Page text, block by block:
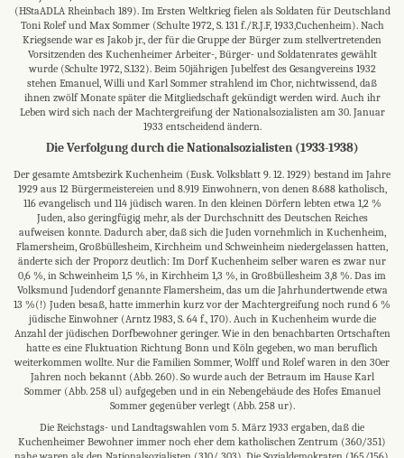
(HStaADLA Rheinbach 189). Im Ersten Weltkrieg fielen als Soldaten für Deutschland
Toni Rolef und Max Sommer (Schulte 1972, S. 131 f./R.J.F, 1933,Cuchenheim). Nach
Kriegsende war es Jakob jr., der für die Gruppe der Bürger zum stellvertretenden
Vorsitzenden des Kuchenheimer Arbeiter-, Bürger- und Soldatenrates gewählt
wurde (Schulte 1972, S.132). Beim 50jährigen Jubelfest des Gesangvereins 1932
stehen Emanuel, Willi und Karl Sommer strahlend im Chor, nichtwissend, daß
ihnen zwölf Monate später die Mitgliedschaft gekündigt werden wird. Auch ihr
Leben wird sich nach der Machtergreifung der Nationalsozialisten am 30. Januar
1933 entscheidend ändern.
Die Verfolgung durch die Nationalsozialisten (1933-1938)
Der gesamte Amtsbezirk Kuchenheim (Eusk. Volksblatt 9. 12. 1929) bestand im Jahre
1929 aus 12 Bürgermeistereien und 8.919 Einwohnern, von denen 8.688 katholisch,
116 evangelisch und 114 jüdisch waren. In den kleinen Dörfern lebten etwa 1,2 %
Juden, also geringfügig mehr, als der Durchschnitt des Deutschen Reiches
aufweisen konnte. Dadurch aber, daß sich die Juden vornehmlich in Kuchenheim,
Flamersheim, Großbüllesheim, Kirchheim und Schweinheim niedergelassen hatten,
änderte sich der Proporz deutlich: Im Dorf Kuchenheim selber waren es zwar nur
0,6 %, in Schweinheim 1,5 %, in Kirchheim 1,3 %, in Großbüllesheim 3,8 %. Das im
Volksmund Judendorf genannte Flamersheim, das um die Jahrhundertwende etwa
13 %(!) Juden besaß, hatte immerhin kurz vor der Machtergreifung noch rund 6 %
jüdische Einwohner (Arntz 1983, S. 64 f., 170). Auch in Kuchenheim wurde die
Anzahl der jüdischen Dorfbewohner geringer. Wie in den benachbarten Ortschaften
hatte es eine Fluktuation Richtung Bonn und Köln gegeben, wo man beruflich
weiterkommen wollte. Nur die Familien Sommer, Wolff und Rolef waren in den 30er
Jahren noch bekannt (Abb. 260). So wurde auch der Betraum im Hause Karl
Sommer (Abb. 258 ul) aufgegeben und in ein Nebengebäude des Hofes Emanuel
Sommer gegenüber verlegt (Abb. 258 ur).
Die Reichstags- und Landtagswahlen vom 5. März 1933 ergaben, daß die
Kuchenheimer Bewohner immer noch eher dem katholischen Zentrum (360/351)